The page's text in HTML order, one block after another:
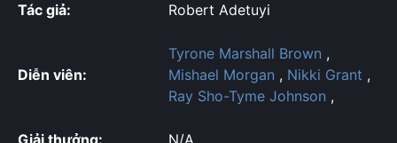
Tác giả: Robert Adetuyi
Diễn viên:
Tyrone Marshall Brown ,
Mishael Morgan , Nikki Grant ,
Ray Sho-Tyme Johnson ,